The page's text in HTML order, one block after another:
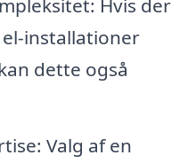
Hvis der
installationer
dette også
Valg af en